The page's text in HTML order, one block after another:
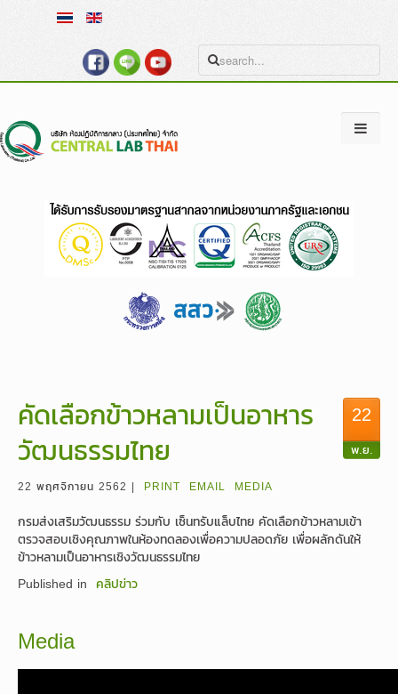
22
พ.ย.
คัดเลือกข้าวหลามเป็นอาหาร
วัฒนธรรมไทย
22 พฤศจิกายน 2562 | PRINT EMAIL MEDIA
กรมส่งเสริมวัฒนธรรม ร่วมกับ เซ็นทรับแล็บไทย คัดเลือกข้าวหลามเข้า
ตรวจสอบเชิงคุณภาพในห้องทดลองเพื่อความปลอดภัย เพื่อผลักดันให้
ข้าวหลามเป็นอาหารเชิงวัฒนธรรมไทย
Published in คลิปข่าว
Media